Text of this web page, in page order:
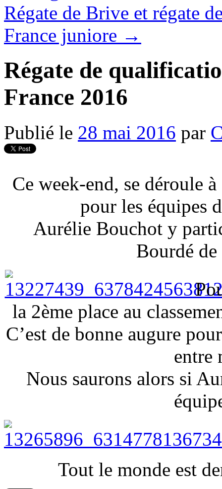
Régate de Brive et régate
France juniore →
Régate de
France 2016
Publié le 28 mai 2016 par
Ce week-end, se déroule
pour les équipes
Aurélie Bouchot y
Bourdé
la 2ème place au
C’est de bonne augure
entre
Nous saurons alors si
Tout le monde est